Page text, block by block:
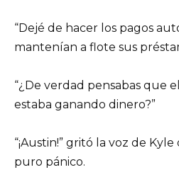
“Dejé de hacer los pagos
mantenían a flote sus
“¿De verdad pensabas que
estaba ganando dinero?”
“¡Austin!” gritó la voz de
puro pánico.